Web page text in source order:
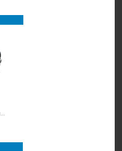
Fiches NEUTRIK XLR fem. coudée / XLR mâle - 2,5 m